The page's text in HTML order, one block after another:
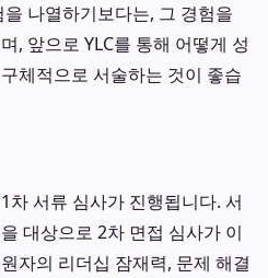
나열하기보다는, 그 경험을
, 앞으로 YLC를 통해 어떻게 성
체적으로 서술하는 것이 좋습
차 서류 심사가 진행됩니다. 서
대상으로 2차 면접 심사가 이
자의 리더십 잠재력, 문제 해결